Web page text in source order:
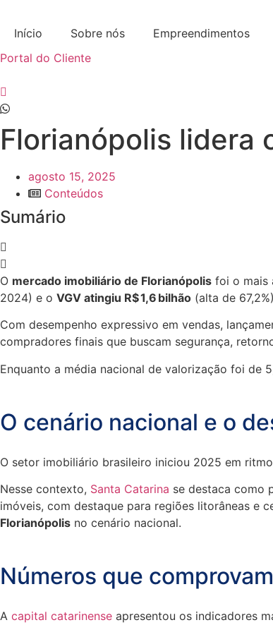
conteúdo
Início Sobre nós Empreendimentos
Portal do Cliente
Florianópolis lidera
agosto 15, 2025
Conteúdos
Sumário
O mercado imobiliário de Florianópolis foi o mais
2024) e o VGV atingiu R$ 1,6 bilhão (alta de
Com desempenho expressivo em vendas,
compradores finais que buscam segurança,
Enquanto a média nacional de valorização foi de
O cenário nacional e o
O setor imobiliário brasileiro iniciou 2025 em
Nesse contexto, Santa Catarina se destaca como
imóveis, com destaque para regiões litorâneas e
Florianópolis no cenário nacional.
Números que
A capital catarinense apresentou os indicadores